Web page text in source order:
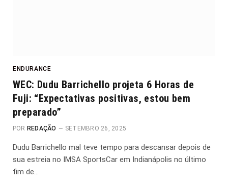
ENDURANCE
WEC: Dudu Barrichello projeta 6 Horas de
Fuji: “Expectativas positivas, estou bem
preparado”
POR REDAÇÃO SETEMBRO 26, 2025
Dudu Barrichello mal teve tempo para descansar depois de
sua estreia no IMSA SportsCar em Indianápolis no último
fim de…